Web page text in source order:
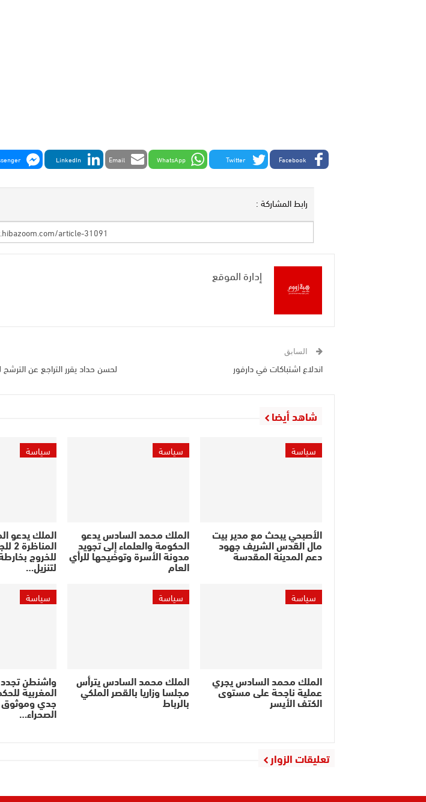
Facebook
Twitter
WhatsApp
Email
LinkedIn
رابط المشاركة :
إدارة الموقع
السابق
اندلاع اشتباكات في دارفور لحسن حداد يقرر التراجع عن
شاهد أيضا
سياسة
الأصبحي يبحث مع مدير بيت
مال القدس الشريف جهود
دعم المدينة المقدسة
سياسة
الملك محمد السادس يدعو
الحكومة والعلماء إلى تجويد
مدونة الأسرة وتوضيحها للرأي
العام
سياسة
الملك يدعو
للخروج
لتنزيل…
سياسة
الملك محمد السادس يجري
عملية ناجحة على مستوى
الكتف الأيسر
سياسة
الملك محمد السادس يترأس
مجلسا وزاريا بالقصر الملكي
بالرباط
سياسة
واشنطن تجدد
المغربية
جدي وموثوق
الصحراء…
تعليقات الزوار